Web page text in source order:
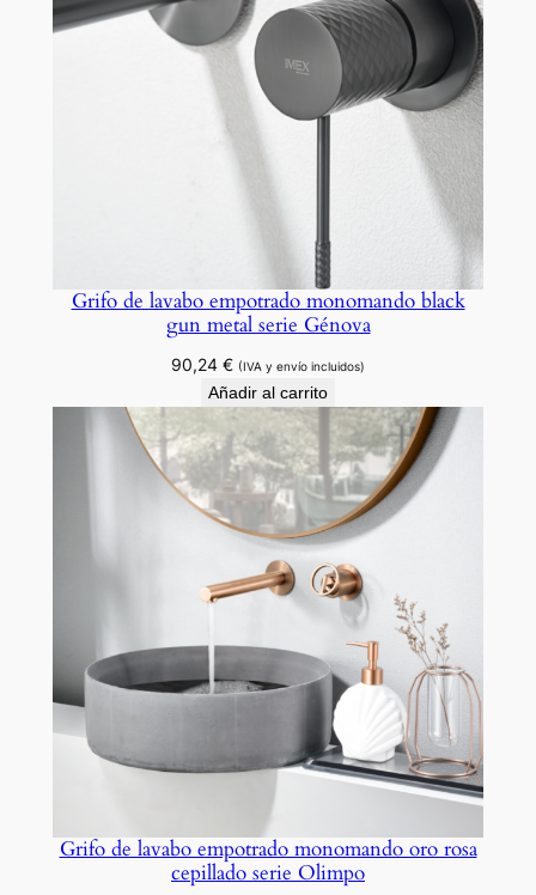
s
n
Grifo de lavabo empotrado monomando black
gun metal serie Génova
90,24 € (IVA y envío incluidos)
Añadir al carrito
Grifo de lavabo empotrado monomando oro rosa
cepillado serie Olimpo